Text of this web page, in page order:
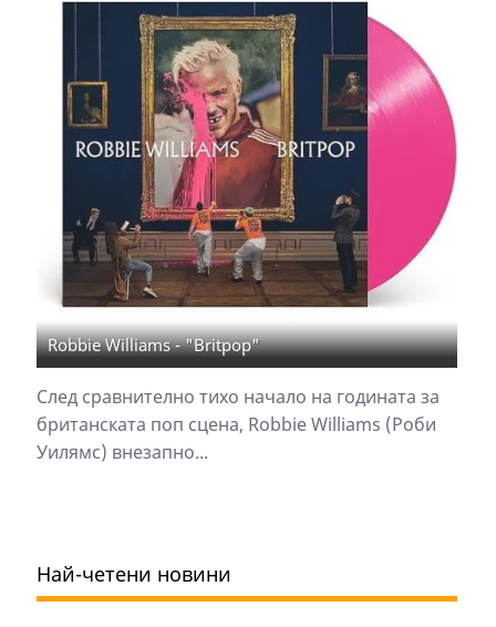
Robbie Williams - "Britpop"
След сравнително тихо начало на годината за
британската поп сцена, Robbie Williams (Роби
Уилямс) внезапно...
Най-четени новини